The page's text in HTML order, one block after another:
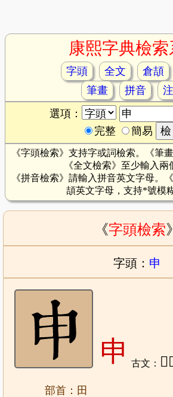
康熙字典檢
字頭 全文 倉頡
筆畫
拼音
選項：
完整
簡易
《字頭檢索》支持字或詞檢索。《筆
《全文檢索》至少輸入兩
《拼音檢索》請輸入拼音英文字母。
頡英文字母，支持*號模
《字頭檢索》
字頭： 申
申 古文： 𤰶
部首：田